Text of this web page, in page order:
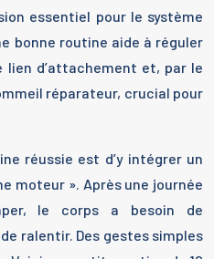
essentiel pour le système
bonne routine aide à réguler
d’attachement et, par le
réparateur, crucial pour
réussie est d’y intégrer un
moteur ». Après une journée
le corps a besoin de
ralentir. Des gestes simples